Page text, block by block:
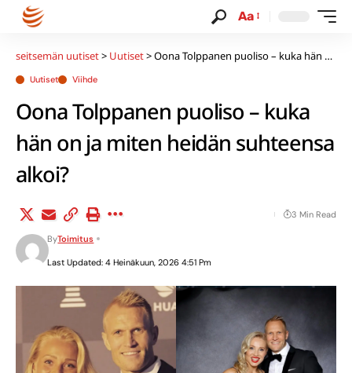
Aa
seitsemän uutiset> Uutiset>Oona Tolppanen puoliso – kuka hän on ja miten heidän suhteensa alkoi?
Uutiset Viihde
Oona Tolppanen puoliso – kuka
hän on ja miten heidän suhteensa
alkoi?
Last Updated: 4 Heinäkuun, 2026 4:51 Pm
ByToimitus
3 Min Read